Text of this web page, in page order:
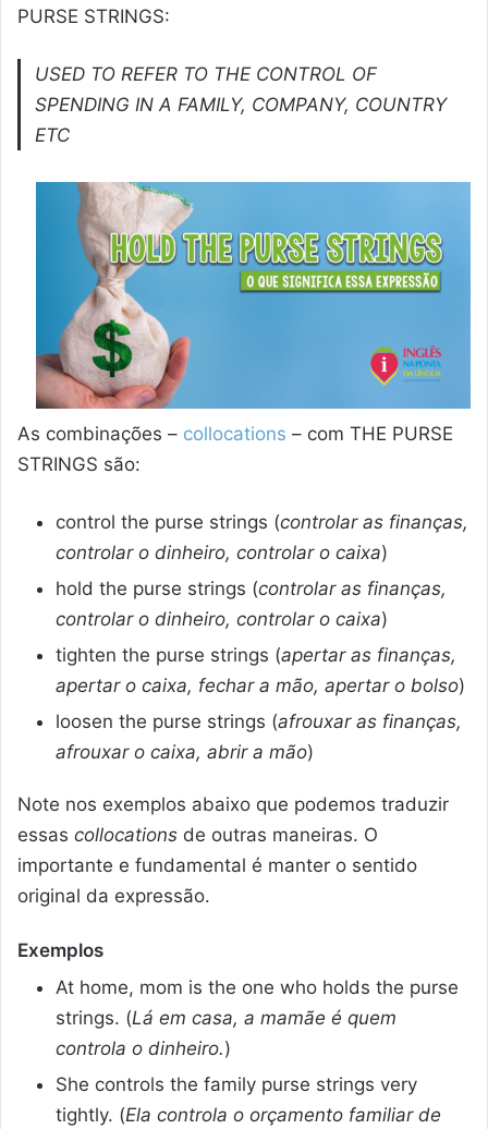
PURSE STRINGS:
USED TO REFER TO THE CONTROL OF
SPENDING IN A FAMILY, COMPANY, COUNTRY
ETC
As combinações – collocations – com THE PURSE
STRINGS são:
control the purse strings (controlar as finanças,
controlar o dinheiro, controlar o caixa)
hold the purse strings (controlar as finanças,
controlar o dinheiro, controlar o caixa)
tighten the purse strings (apertar as finanças,
apertar o caixa, fechar a mão, apertar o bolso)
loosen the purse strings (afrouxar as finanças,
afrouxar o caixa, abrir a mão)
Note nos exemplos abaixo que podemos traduzir
essas collocations de outras maneiras. O
importante e fundamental é manter o sentido
original da expressão.
Exemplos
At home, mom is the one who holds the purse
strings. (Lá em casa, a mamãe é quem
controla o dinheiro.)
She controls the family purse strings very
tightly. (Ela controla o orçamento familiar de